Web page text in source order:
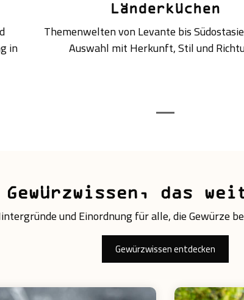
in
Länderküchen
Themenwelten von Levante bis
Auswahl mit Herkunft, Stil und
Gewürzwissen, das
und Einordnung für alle, die Gewürze
Gewürzwissen entdecken